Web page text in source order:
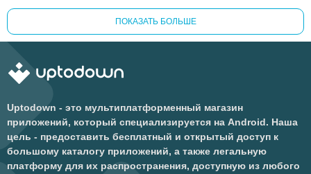
ПОКАЗАТЬ БОЛЬШЕ
Uptodown - это мультиплатформенный магазин
приложений, который специализируется на Android. Наша
цель - предоставить бесплатный и открытый доступ к
большому каталогу приложений, а также легальную
платформу для их распространения, доступную из любого